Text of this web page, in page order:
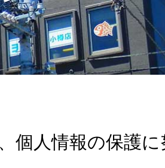
個人情報の保護に